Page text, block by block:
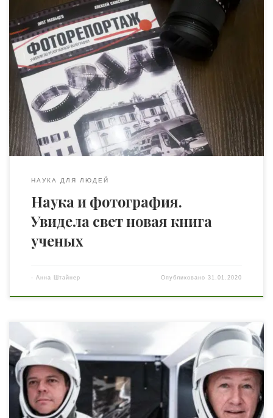
Фотография – самый мощный инструмент научной
информации с момента ее появления, поскольку
фотография может рассказать больше, чем текст.
Распространено в быту даже такое выражение: «Лучше
один раз увидеть, чем сто раз услышать и двести раз
прочесть», поскольку и с психологической, и с
физиологической позиций у человека именно зрение
(глаза) – основной источник получения информации
[…]
НАУКА ДЛЯ ЛЮДЕЙ
Наука и фотография.
Увидела свет новая книга
ученых
- Анна Штайнер Опубликовано31.01.2020
Уже этой весной SpaceX запустит в космос своих первых
астронавтов: Роберта Бенкена и Дуга Херли. Впервые со
времени окончания программы Space Shuttle в 2011
году американские космонавты NASA полетят на
американском аппарате. В подготовке к этому полету
Бенкен и Херли уже прошли обучение работе с